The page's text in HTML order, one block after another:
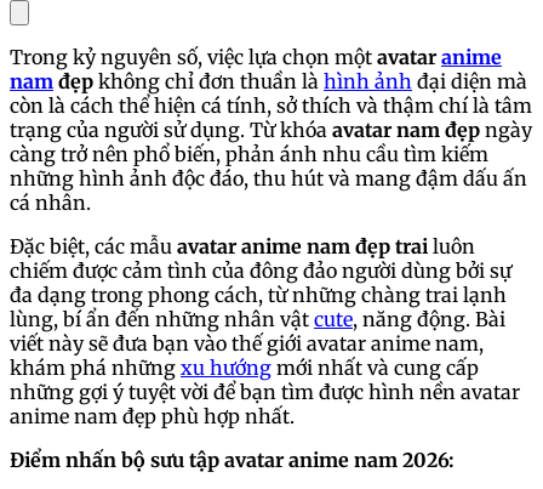
Trong kỷ nguyên số, việc lựa chọn một avataranime
nam đẹp không chỉ đơn thuần là hình ảnh đại diện mà
còn là cách thể hiện cá tính, sở thích và thậm chí là tâm
trạng của người sử dụng. Từ khóa avatar nam đẹp ngày
càng trở nên phổ biến, phản ánh nhu cầu tìm kiếm
những hình ảnh độc đáo, thu hút và mang đậm dấu ấn
cá nhân.
Đặc biệt, các mẫu avatar anime nam đẹp trai luôn
chiếm được cảm tình của đông đảo người dùng bởi sự
đa dạng trong phong cách, từ những chàng trai lạnh
lùng, bí ẩn đến những nhân vật cute, năng động. Bài
viết này sẽ đưa bạn vào thế giới avatar anime nam,
khám phá những xu hướng mới nhất và cung cấp
những gợi ý tuyệt vời để bạn tìm được hình nền avatar
anime nam đẹp phù hợp nhất.
Điểm nhấn bộ sưu tập avatar anime nam 2026: